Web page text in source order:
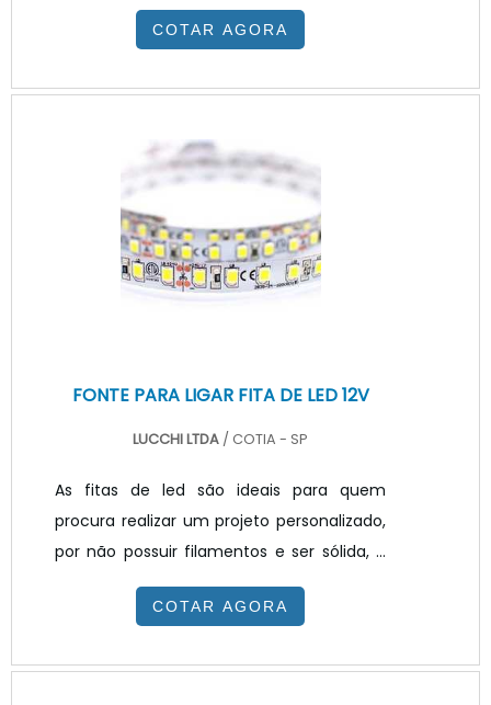
iluminação, porém ele não deve ser o
único. Quando bem escolhido uma
eficiência luminosa e é capaz de
nos custos de energia elétrica e de
manutenção, podendo ser ainda maior
quando aliada a sensores de luminosidade
e driver dimerizáveis.Portanto para realizar
uma boa escolha ao comprar uma
COTAR AGORA
FONTE PARA LIGAR FITA DE LED 12V
LUCCHI LTDA / COTIA - SP
As fitas de led são ideais para quem
procura realizar um projeto personalizado,
por não possuir filamentos e ser sólida, e
serem flexíveis, sendo possível cortar é
possível cortar a fita no tamanho que
quaisquer ambientes. As utilizações da fita
COTAR AGORA